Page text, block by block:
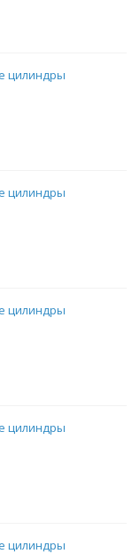
цилиндры
цилиндры
цилиндры
цилиндры
цилиндры